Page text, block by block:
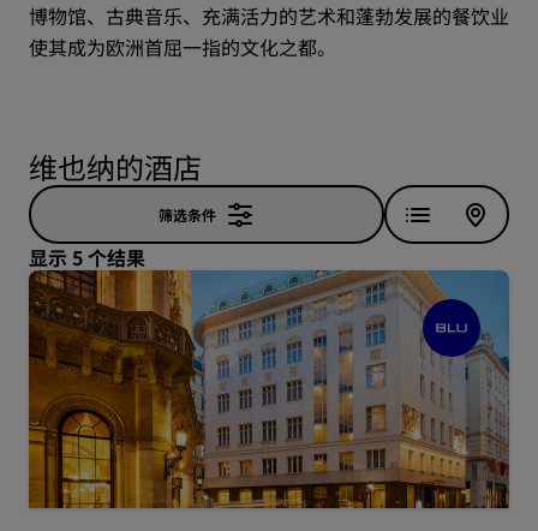
博物馆、古典音乐、充满活力的艺术和蓬勃发展的餐饮业
使其成为欧洲首屈一指的文化之都。
维也纳的酒店
筛选条件
显示 5 个结果